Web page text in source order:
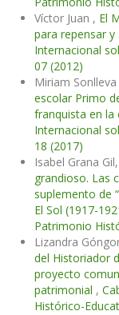
Víctor Juan , El
para repensar
Internacional
07 (2012)
Miriam
escolar Primo
franquista en la
Internacional
18 (2017)
Isabel Grana
grandioso. Las
suplemento de
El Sol (1917-
Patrimonio
Lizandra
del Historiador
proyecto
patrimonial ,
Histórico-